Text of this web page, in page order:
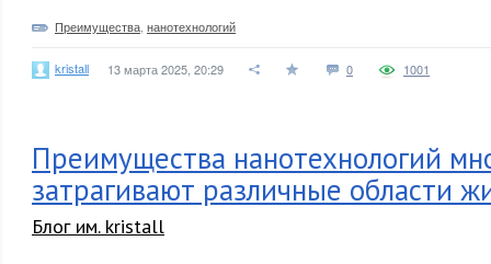
Преимущества нанотехнологий
kristall 13 марта 2025, 20:29 0 1001
Преимущества нанотехнологий
затрагивают различные области
Блог им. kristall